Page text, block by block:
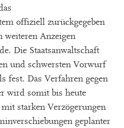
offiziell zurückgegeben
weiteren Anzeigen
Die Staatsanwaltschaft
und schwersten Vorwurf
fest. Das Verfahren gegen
wird somit bis heute
starken Verzögerungen
geplanter